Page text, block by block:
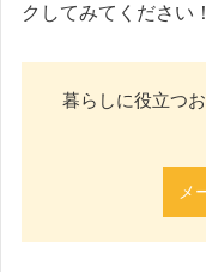
クしてみてください！
暮らしに役立つ
メ